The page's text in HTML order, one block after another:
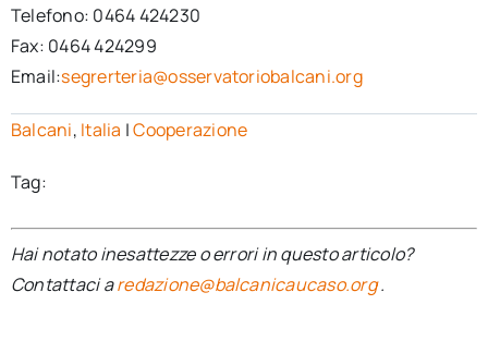
Telefono: 0464 424230
Fax: 0464 424299
Email:segrerteria@osservatoriobalcani.org
Balcani, Italia |Cooperazione
Tag:
Hai notato inesattezze o errori in questo articolo?
Contattaci aredazione@balcanicaucaso.org.